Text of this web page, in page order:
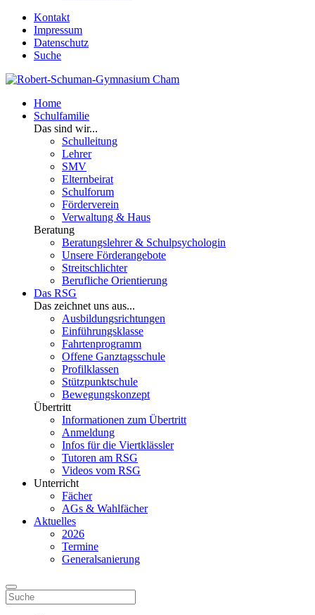
Kontakt
Impressum
Datenschutz
Suche
Home
Schulfamilie
Das sind wir...
Schulleitung
Lehrer
SMV
Elternbeirat
Schulforum
Förderverein
Verwaltung & Haus
Beratung
Beratungslehrer & Schulpsychologin
Unsere Förderangebote
Streitschlichter
Berufliche Orientierung
Das RSG
Das zeichnet uns aus...
Ausbildungsrichtungen
Einführungsklasse
Fahrtenprogramm
Offene Ganztagsschule
Profilklassen
Stützpunktschule
Bewegungskonzept
Übertritt
Informationen zum Übertritt
Anmeldung
Infos für die Viertklässler
Tutoren am RSG
Videos vom RSG
Unterricht
Fächer
AGs & Wahlfächer
Aktuelles
2026
Termine
Generalsanierung